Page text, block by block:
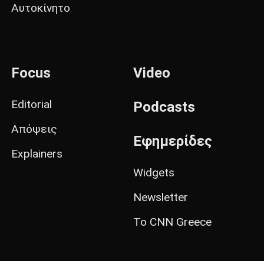
Αυτοκίνητο
Focus
Editorial
Απόψεις
Explainers
Video
Podcasts
Εφημερίδες
Widgets
Newsletter
Το CNN Greece